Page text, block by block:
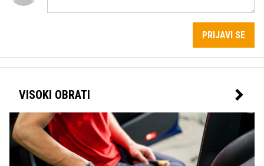
PRIJAVI SE
VISOKI OBRATI